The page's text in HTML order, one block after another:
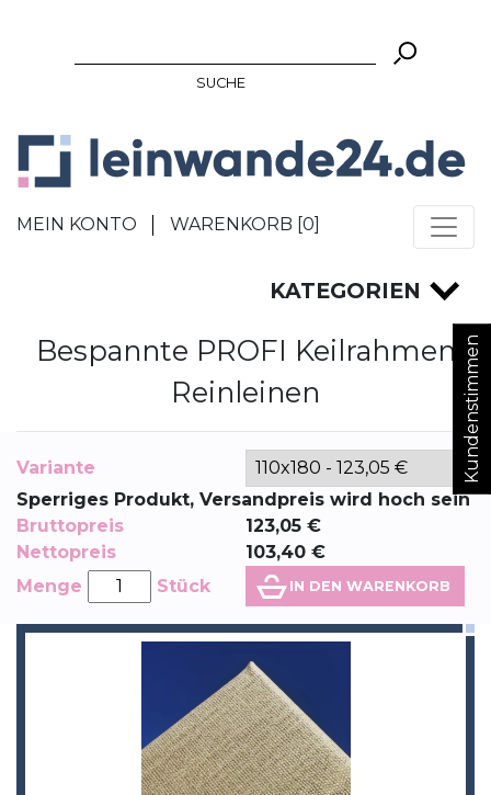
SUCHE
MEIN KONTO WARENKORB [0]
Kundenstimmen
KATEGORIEN
Bespannte PROFI Keilrahmen
Reinleinen
Variante
Sperriges Produkt, Versandpreis wird hoch sein
Bruttopreis
123,05 €
Nettopreis
103,40 €
Menge
Stück IN DEN WARENKORB